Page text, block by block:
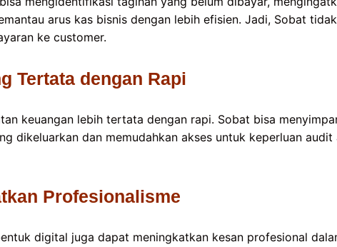
arus kas bisnis dengan lebih efisien. Jadi, Sobat
ke customer.
Tertata dengan Rapi
keuangan lebih tertata dengan rapi. Sobat bisa
dikeluarkan dan memudahkan akses untuk keperluan audit
Profesionalisme
digital juga dapat meningkatkan kesan profesional